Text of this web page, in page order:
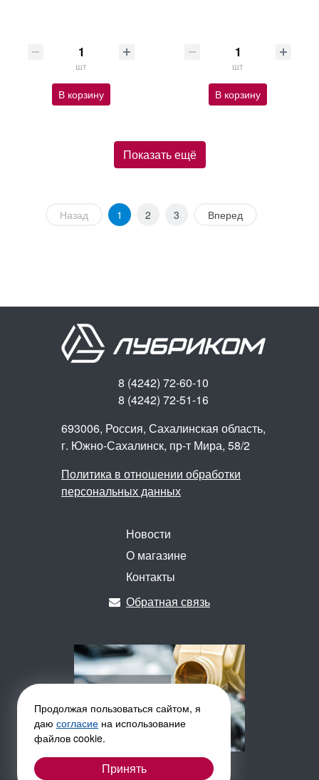
шт
В корзину
шт
В корзину
Показать ещё
Назад 1 2 3 Вперед
Продолжая пользоваться сайтом, я
даю согласие на использование
файлов cookie.
Принять
8 (4242) 72-60-10
8 (4242) 72-51-16
693006, Россия, Сахалинская область,
г. Южно-Сахалинск, пр-т Мира, 58/2
Политика в отношении обработки
персональных данных
Новости
О магазине
Контакты
Обратная связь